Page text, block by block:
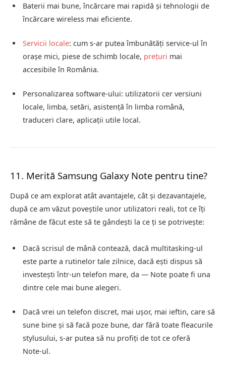
Baterii mai bune, încărcare mai rapidă și tehnologii de
încărcare wireless mai eficiente.
Servicii locale: cum s‑ar putea îmbunătăți service‑ul în
orașe mici, piese de schimb locale, prețuri mai
accesibile în România.
Personalizarea software‑ului: utilizatorii cer versiuni
locale, limba, setări, asistență în limba română,
traduceri clare, aplicații utile local.
11. Merită Samsung Galaxy Note pentru tine?
După ce am explorat atât avantajele, cât și dezavantajele,
după ce am văzut poveștile unor utilizatori reali, tot ce îți
rămâne de făcut este să te gândești la ce ți se potrivește:
Dacă scrisul de mână contează, dacă multitasking‑ul
este parte a rutinelor tale zilnice, dacă ești dispus să
investești într‑un telefon mare, da — Note poate fi una
dintre cele mai bune alegeri.
Dacă vrei un telefon discret, mai ușor, mai ieftin, care să
sune bine și să facă poze bune, dar fără toate fleacurile
stylusului, s‑ar putea să nu profiți de tot ce oferă
Note‑ul.